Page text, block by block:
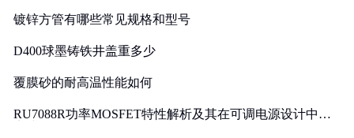
镀锌方管有哪些常见规格和型号
D400球墨铸铁井盖重多少
覆膜砂的耐高温性能如何
RU7088R功率MOSFET特性解析及其在可调电源设计中的